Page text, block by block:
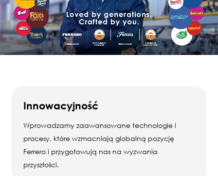
Innowacyjność
Wprowadzamy zaawansowane technologie i
procesy, które wzmacniają globalną pozycję
Ferrero i przygotowują nas na wyzwania
przyszłości.